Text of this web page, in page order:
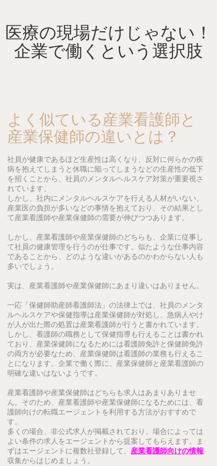
content
医療の現場だけじゃない！
企業で働くという選択肢
よく似ている産業看護師と
産業保健師の違いとは？
社員が健康であるほど生産性は高くなり、反対に何らかの疾
病を抱えてしまうと休職に陥ってしまうなどの生産性の低下
を招くことから、社員のメンタルヘルスケア対策が重要視さ
れています。
しかし、社内にメンタルヘルスケアを行える人材がいない、
産業医の負担が多いなどの事情を抱えており、その結果とし
て産業看護師や産業保健師の需要が伸びつつあります。
しかし、産業看護師や産業保健師のどちらも、企業に従事し
て社員の健康管理を行うのが仕事です。似たような仕事内容
であることから、どのような違いがあるのかわからない人も
多いでしょう。
実は、産業看護師や産業保健師にあまり違いはありません。
一応「保健師助産師看護師法」の法律上では、社員のメンタ
ルヘルスケアや保健指導は産業保健師が対処し、急病人やけ
が人が出た際の処置は産業看護師が行うと書かれています。
しかし、看護師の職務として保健指導も行えることは書かれ
ており、産業保健師になるためには看護師免許と保健師免許
の両方が必要なため、産業保健師は看護師の業務も行えるこ
とになります。企業で働く際に、産業保健師と産業看護師の
明確な違いはないようです。
産業看護師や産業保健師はどちらも求人はあまりありませ
ん。そのため、産業看護師や産業保健師になるためには、看
護師向けの転職エージェントを利用する方法がおすすめで
す。
多くの場合、非公式求人が掲載されており、場合によっては
よい条件の求人をエージェントから提案してもらえます。ま
ずはエージェントに複数社登録して、 産業看護師向けの情報
収集からはじめましょう。